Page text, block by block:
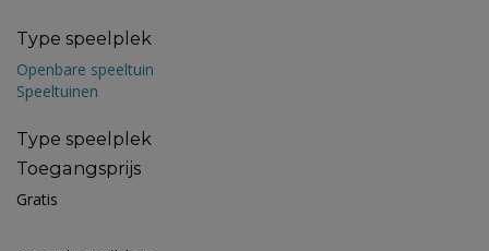
Type speelplek
Openbare speeltuin
Speeltuinen
Type speelplek
Toegangsprijs
Gratis